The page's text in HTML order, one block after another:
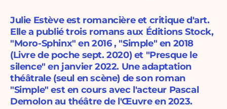
Julie Estève est romancière et critique d'art.
Elle a publié trois romans aux Éditions Stock,
"Moro-Sphinx" en 2016 , "Simple" en 2018
(Livre de poche sept. 2020) et "Presque le
silence" en janvier 2022. Une adaptation
théâtrale (seul en scène) de son roman
"Simple" est en cours avec l'acteur Pascal
Demolon au théâtre de l'Œuvre en 2023.